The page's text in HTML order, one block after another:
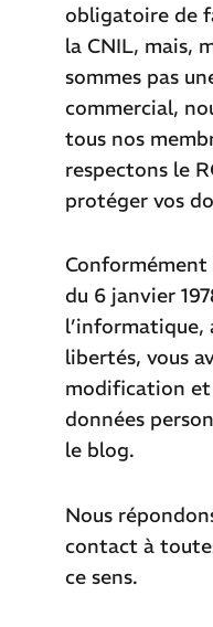
obligatoire de
la CNIL, mais,
sommes pas
commercial,
tous nos
respectons le
protéger vos
Conformément
du 6 janvier
l’informatique,
libertés, vous
modification et
données
le blog.
Nous
contact à
ce sens.